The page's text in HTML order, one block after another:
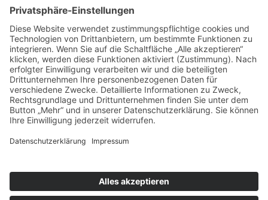
Hinweis: Der Zugang zum Movie & Book Club erfolgt
durch deine kostenlose Registrierung in unserem
Mitgliederbereich.
Du kannst unseren Newsletter jederzeit kostenfrei
abbestellen.
Informationen zum Umgang mit deinen Nutzer-Daten
findest du in unsererDatenschutz-Erklärung